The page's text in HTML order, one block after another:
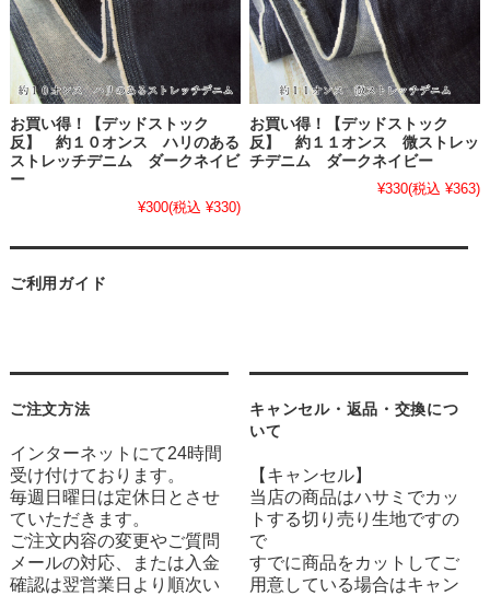
お買い得！【デッドストック
反】 約１０オンス ハリのある
ストレッチデニム ダークネイビ
ー
¥300(税込 ¥330)
お買い得！【デッドストック
反】 約１１オンス 微ストレッ
チデニム ダークネイビー
¥330(税込 ¥363)
ご利用ガイド
ご注文方法
インターネットにて24時間
受け付けております。
毎週日曜日は定休日とさせ
ていただきます。
ご注文内容の変更やご質問
メールの対応、または入金
確認は翌営業日より順次い
キャンセル・返品・交換につ
いて
【キャンセル】
当店の商品はハサミでカッ
トする切り売り生地ですの
で
すでに商品をカットしてご
用意している場合はキャン